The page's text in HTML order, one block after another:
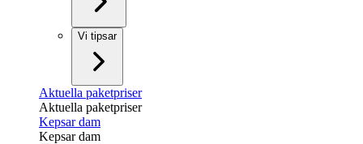
Vi tipsar
Aktuella paketpriser
Aktuella paketpriser
Kepsar dam
Kepsar dam